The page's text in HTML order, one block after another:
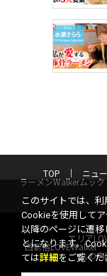
TOP ニュ
ラーメンWalkerムック
エリア
西新宿LOVEWalker
丸の内
このサイトでは、利
Cookieを使用して
以降のページに遷
とになります。
ては詳細 をご覧くだ